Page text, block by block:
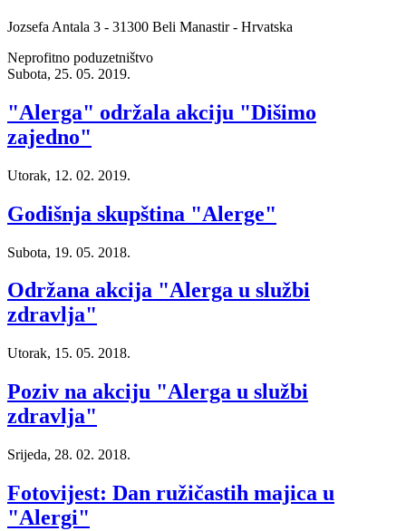
Jozsefa Antala 3 - 31300 Beli Manastir - Hrvatska
Neprofitno poduzetništvo
Subota, 25. 05. 2019.
"Alerga" održala akciju "Dišimo
zajedno"
Utorak, 12. 02. 2019.
Godišnja skupština "Alerge"
Subota, 19. 05. 2018.
Održana akcija "Alerga u službi
zdravlja"
Utorak, 15. 05. 2018.
Poziv na akciju "Alerga u službi
zdravlja"
Srijeda, 28. 02. 2018.
Fotovijest: Dan ružičastih majica u
"Alergi"